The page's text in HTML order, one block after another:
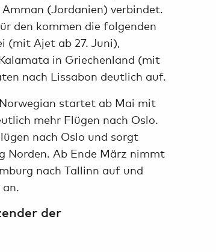
(Jordanien) verbindet.
den kommen die folgenden
(mit Ajet ab 27. Juni),
in Griechenland (mit
nach Lissabon deutlich auf.
startet ab Mai mit
mehr Flügen nach Oslo.
nach Oslo und sorgt
Norden. Ab Ende März nimmt
nach Tallinn auf und
der